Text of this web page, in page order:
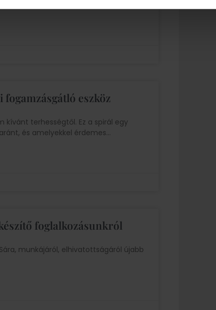
eszköz
terhességtől. Ez a spirál egy
és amelyekkel érdemes
foglalkozásunkról
munkájáról, elhivatottságáról újabb